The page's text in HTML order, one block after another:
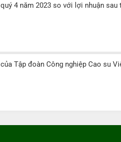
4 năm 2023 so với lợi nhuận
Tập đoàn Công nghiệp Cao su